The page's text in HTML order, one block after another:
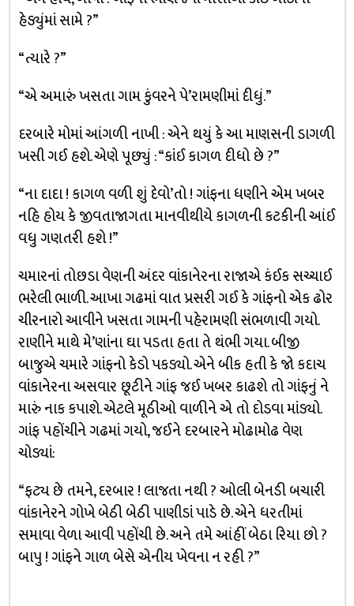
હેડ્યુંમાં સામે ?”
“ત્યારે ?”
“એ અમારું ખસતા ગામ કુંવરને પે’રામણીમાં દીધું.”
દરબારે મોમાં આંગળી નાખી : એને થયું કે આ માણસની ડાગળી
ખસી ગઈ હશે. એણે પૂછ્યું : “કાંઈ કાગળ દીધો છે ?”
“ના દાદા ! કાગળ વળી શું દેવો’તો ! ગાંફના ધણીને એમ ખબર
નહિ હોય કે જીવતાજાગતા માનવીથીયે કાગળની કટકીની આંઈ
વધુ ગણતરી હશે !”
ચમારનાં તોછડા વેણની અંદર વાંકાનેરના રાજાએ કંઈક સચ્ચાઈ
ભરેલી ભાળી. આખા ગઢમાં વાત પ્રસરી ગઈ કે ગાંફનો એક ઢોર
ચીરનારો આવીને ખસતા ગામની પહેરામણી સંભળાવી ગયો.
રાણીને માથે મે’ણાંના ઘા પડતા હતા તે થંભી ગયા. બીજી
બાજુએ ચમારે ગાંફનો કેડો પકડ્યો. એને બીક હતી કે જો કદાચ
વાંકાનેરના અસવાર છૂટીને ગાંફ જઈ ખબર કાઢશે તો ગાંફનું ને
મારું નાક કપાશે. એટલે મૂઠીઓ વાળીને એ તો દોડવા માંડ્યો.
ગાંફ પહોંચીને ગઢમાં ગયો, જઈને દરબારને મોઢામોઢ વેણ
ચોડ્યાં:
“ફટ્ય છે તમને, દરબાર ! લાજતા નથી ? ઓલી બેનડી બચારી
વાંકાનેરને ગોખે બેઠી બેઠી પાણીડાં પાડે છે. એને ધરતીમાં
સમાવા વેળા આવી પહોંચી છે. અને તમે આંહીં બેઠા રિયા છો ?
બાપુ ! ગાંફને ગાળ બેસે એનીય ખેવના ન રહી ?”